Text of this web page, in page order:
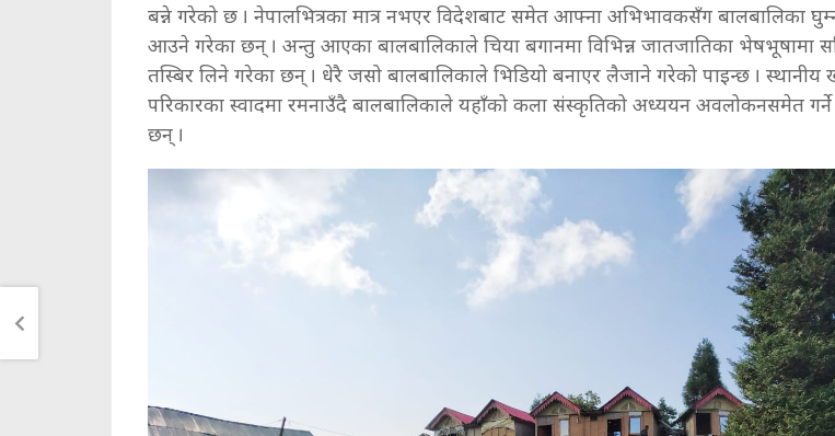
बन्ने गरेको छ । नेपालभित्रका मात्र नभएर विदेशबाट समेत आफ्ना अभिभावकसँग बालबालिका
आउने गरेका छन् । अन्तु आएका बालबालिकाले चिया बगानमा विभिन्न जातजातिका भेषभूषामा
तस्बिर लिने गरेका छन् । धेरै जसो बालबालिकाले भिडियो बनाएर लैजाने गरेको पाइन्छ । स्थानीय
परिकारका स्वादमा रमनाउँदै बालबालिकाले यहाँको कला संस्कृतिको अध्ययन अवलोकनसमेत
छन् ।